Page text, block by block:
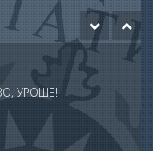
ЗА НАСТАВАК
УРОШЕ!